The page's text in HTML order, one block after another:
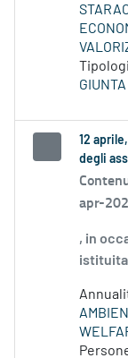
GIUNTA
12
degli
apr-
, in
istituita